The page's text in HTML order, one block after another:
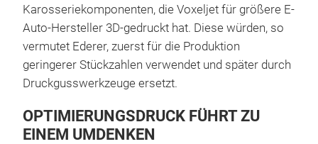
Karosseriekomponenten, die Voxeljet für größere E-
Auto-Hersteller 3D-gedruckt hat. Diese würden, so
vermutet Ederer, zuerst für die Produktion
geringerer Stückzahlen verwendet und später durch
Druckgusswerkzeuge ersetzt.
OPTIMIERUNGSDRUCK FÜHRT ZU
EINEM UMDENKEN